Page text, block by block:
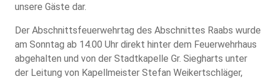
unsere Gäste dar.
Der Abschnittsfeuerwehrtag des Abschnittes Raabs wurde
am Sonntag ab 14.00 Uhr direkt hinter dem Feuerwehrhaus
abgehalten und von der Stadtkapelle Gr. Siegharts unter
der Leitung von Kapellmeister Stefan Weikertschläger,